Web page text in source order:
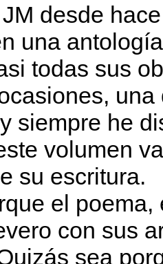
desde
una
todas sus
siempre he
volumen
su escritura.
el
con sus
sea